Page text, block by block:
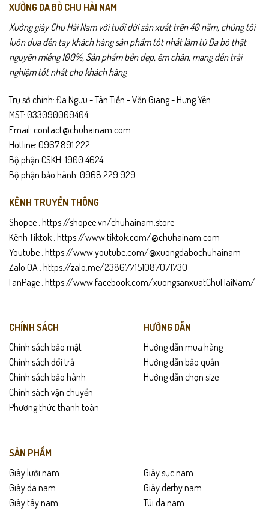
XƯỞNG DA BÒ CHU HẢI NAM
Xưởng giày Chu Hải Nam với tuổi đời sản xuất trên 40 năm, chúng tôi
luôn đưa đến tay khách hàng sản phẩm tốt nhất làm từ Da bò thật
nguyên miếng 100%, Sản phẩm bền đẹp, êm chân, mang đến trải
nghiệm tốt nhất cho khách hàng
Trụ sở chính: Đa Ngưu - Tân Tiến - Văn Giang - Hưng Yên
MST: 033090009404
Email: contact@chuhainam.com
Hotline: 0967.891.222
Bộ phận CSKH: 1900 4624
Bộ phận bảo hành: 0968.229.929
KÊNH TRUYỀN THÔNG
Shopee : https://shopee.vn/chuhainam.store
Kênh Tiktok : https://www.tiktok.com/@chuhainam.com
Youtube : https://www.youtube.com/@xuongdabochuhainam
Zalo OA : https://zalo.me/238677151087071730
FanPage : https://www.facebook.com/xuongsanxuatChuHaiNam/
CHÍNH SÁCH
Chính sách bảo mật
Chính sách đổi trả
Chính sách bảo hành
Chính sách vận chuyển
Phương thức thanh toán
HƯỚNG DẪN
Hướng dẫn mua hàng
Hướng dẫn bảo quản
Hướng dẫn chọn size
SẢN PHẨM
Giày lười nam
Giày da nam
Giày tây nam
Giày sục nam
Giày derby nam
Túi da nam